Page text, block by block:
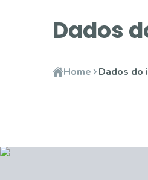
Dados
Home Dados do